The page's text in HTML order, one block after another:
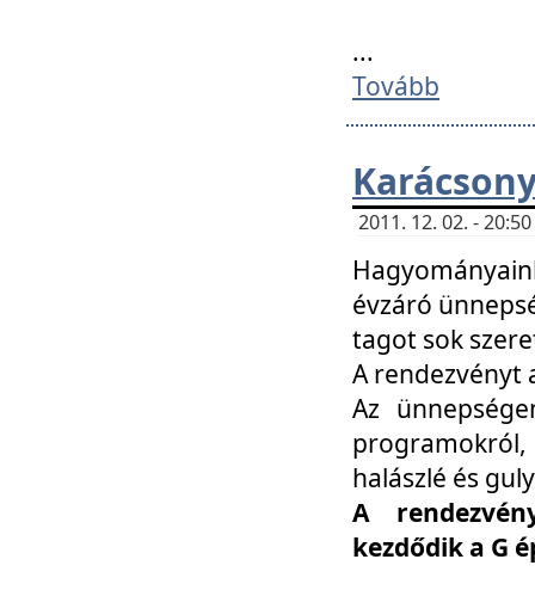
...
Tovább
2011. 12. 02. -
évzáró
tagot sok
A rendezvényt
Az
halászlé és
A
kezdődik a G